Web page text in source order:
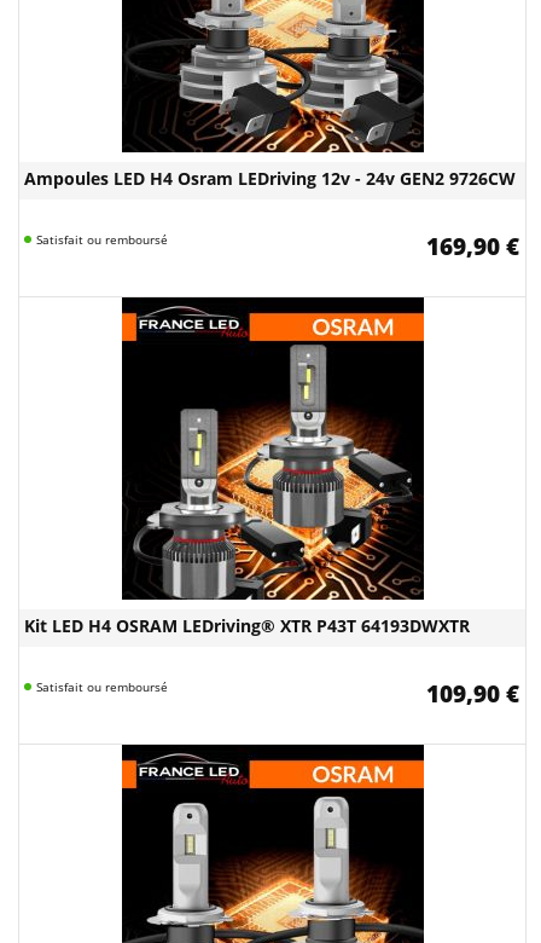
Ampoules LED H4 Osram LEDriving 12v - 24v GEN2 9726CW
Satisfait ou remboursé 169,90 €
Kit LED H4 OSRAM LEDriving® XTR P43T 64193DWXTR
Satisfait ou remboursé 109,90 €